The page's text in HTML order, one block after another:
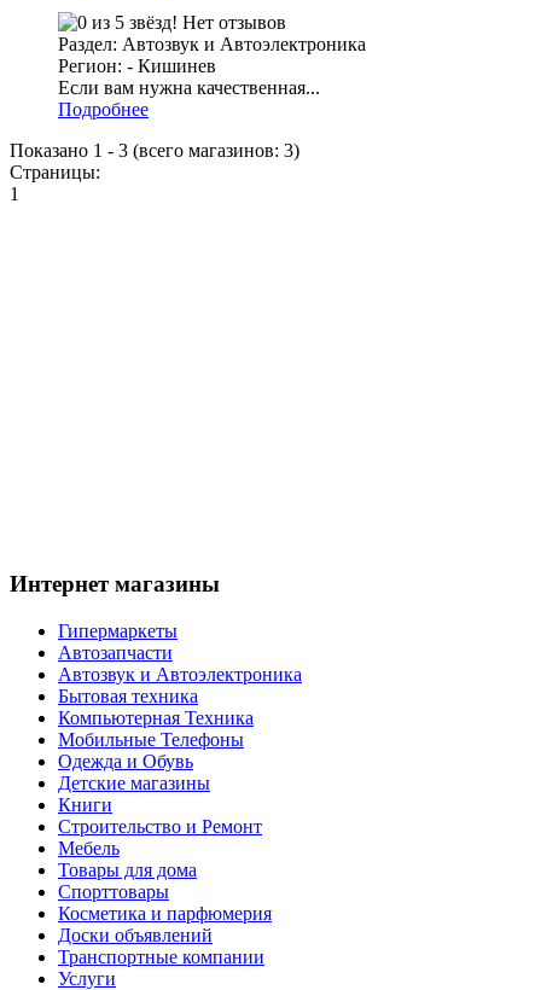
Нет отзывов
Раздел: Автозвук и Автоэлектроника
Регион: - Кишинев
Если вам нужна качественная...
Подробнее
Показано 1 - 3 (всего магазинов: 3)
Страницы:
1
Интернет магазины
Гипермаркеты
Автозапчасти
Автозвук и Автоэлектроника
Бытовая техника
Компьютерная Техника
Мобильные Телефоны
Одежда и Обувь
Детские магазины
Книги
Строительство и Ремонт
Мебель
Товары для дома
Спорттовары
Косметика и парфюмерия
Доски объявлений
Транспортные компании
Услуги